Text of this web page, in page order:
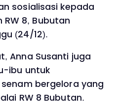
sosialisasi kepada
8, Bubutan
(24/12).
Anna Susanti juga
ibu untuk
bergelora yang
RW 8 Bubutan.